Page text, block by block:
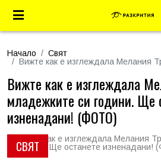
Начало
Свят
Вижте как е изглеждала Мелания
СВЯТ
Вижте как е изглеждала
младежките си години. Ще
изненадани! (ФОТО)